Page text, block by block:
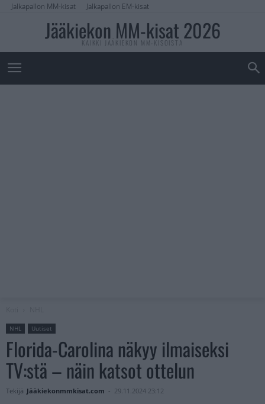
Jalkapallon MM-kisat Jalkapallon EM-kisat
Jääkiekon MM-kisat 2026
KAIKKI JÄÄKIEKON MM-KISOISTA
NHL Uutiset
Florida-Carolina näkyy ilmaiseksi
TV:stä – näin katsot ottelun
Tekijä Jääkiekonmmkisat.com - 29.11.2024 23:12